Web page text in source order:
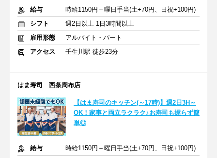
給与
時給1150円＋曜日手当(土+70円、日祝+100円)
シフト
週2日以上 1日3時間以上
雇用形態
アルバイト・パート
アクセス
壬生川駅 徒歩23分
はま寿司 西条周布店
【はま寿司のキッチン(～17時)】週2日3H～
OK！家事と両立ラクラク♪お寿司も握らず簡
単◎
給与
時給1150円＋曜日手当(土+70円、日祝+100円)